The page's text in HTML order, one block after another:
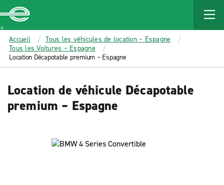
MAIN
CONTENT
Enterprise
Accueil
Tous les véhicules de location – Espagne
Tous les Voitures – Espagne
Location Décapotable premium – Espagne
Location de véhicule Décapotable
premium – Espagne